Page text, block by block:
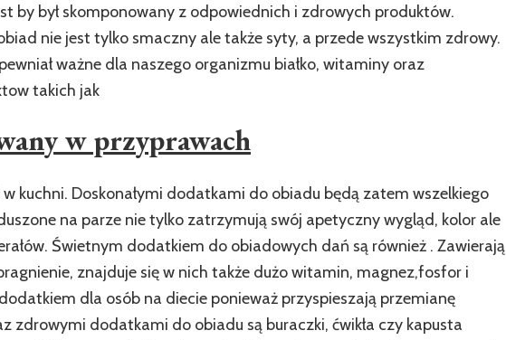
by był skomponowany z odpowiednich i zdrowych produktów.
nie jest tylko smaczny ale także syty, a przede wszystkim zdrowy.
ważne dla naszego organizmu białko, witaminy oraz
takich jak
w przyprawach
kuchni. Doskonałymi dodatkami do obiadu będą zatem wszelkiego
na parze nie tylko zatrzymują swój apetyczny wygląd, kolor ale
Świetnym dodatkiem do obiadowych dań są również . Zawierają
znajduje się w nich także dużo witamin, magnez,fosfor i
dla osób na diecie ponieważ przyspieszają przemianę
zdrowymi dodatkami do obiadu są buraczki, ćwikła czy kapusta